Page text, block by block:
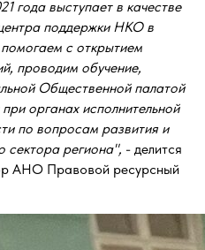
года выступает в качестве
поддержки НКО в
с открытием
проводим обучение,
Общественной палатой
органах исполнительной
по вопросам развития и
сектора региона", - делится
АНО Правовой ресурсный